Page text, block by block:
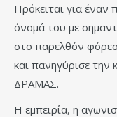
Πρόκειται για έναν
όνομά του με
στο παρελθόν
και πανηγύρισε
ΔΡΑΜΑΣ.
Η εμπειρία, η